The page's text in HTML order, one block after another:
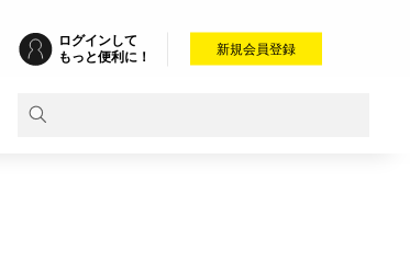
ログインして
もっと便利に！
新規会員登録